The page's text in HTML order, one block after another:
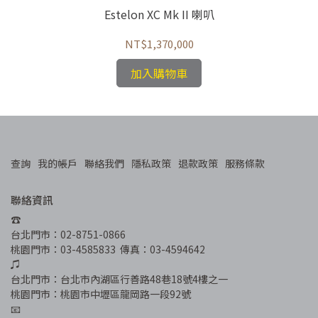
Estelon XC Mk II 喇叭
NT$1,370,000
加入購物車
查詢 我的帳戶 聯絡我們 隱私政策 退款政策 服務條款
聯絡資訊
☎︎
台北門市：02-8751-0866
桃園門市：03-4585833  傳真：03-4594642
♫
台北門市：台北市內湖區行善路48巷18號4樓之一
桃園門市：桃園市中壢區龍岡路一段92號
📧